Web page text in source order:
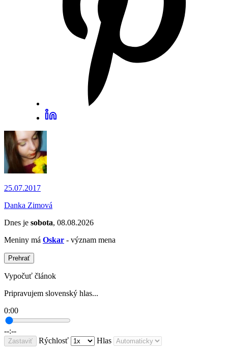
25.07.2017
Danka Zimová
Dnes je sobota, 08.08.2026
Meniny má Oskar - význam mena
Prehrať
Vypočuť článok
Pripravujem slovenský hlas...
0:00
--:--
Zastaviť Rýchlosť Hlas